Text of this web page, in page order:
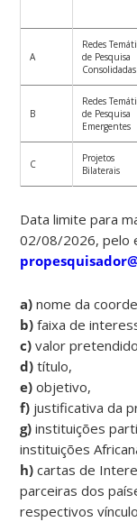
A
Redes
de Pesquisa
Consolidadas
B
Redes
de Pesquisa
Emergentes
C
Projetos
Bilaterais
Data limite para
02/08/2026, pelo
a) nome da
b) faixa de
c) valor
d) título,
e) objetivo,
f) justificativa da
g) instituições
instituições
h) cartas de
parceiras dos
respectivos